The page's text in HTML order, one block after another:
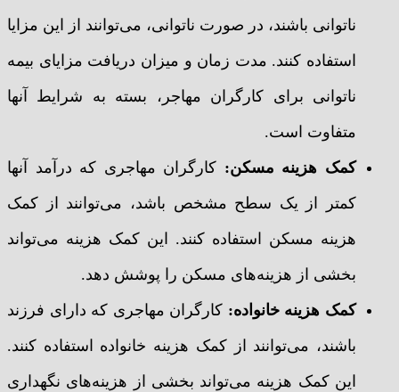
ناتوانی باشند، در صورت ناتوانی، می‌توانند از این مزایا
استفاده کنند. مدت زمان و میزان دریافت مزایای بیمه
ناتوانی برای کارگران مهاجر، بسته به شرایط آنها
متفاوت است.
کمک هزینه مسکن: کارگران مهاجری که درآمد آنها
کمتر از یک سطح مشخص باشد، می‌توانند از کمک
هزینه مسکن استفاده کنند. این کمک هزینه می‌تواند
بخشی از هزینه‌های مسکن را پوشش دهد.
کمک هزینه خانواده: کارگران مهاجری که دارای فرزند
باشند، می‌توانند از کمک هزینه خانواده استفاده کنند.
این کمک هزینه می‌تواند بخشی از هزینه‌های نگهداری